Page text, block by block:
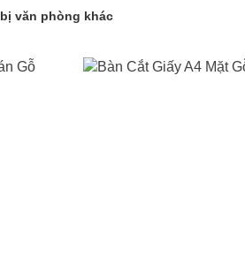
văn phòng khác